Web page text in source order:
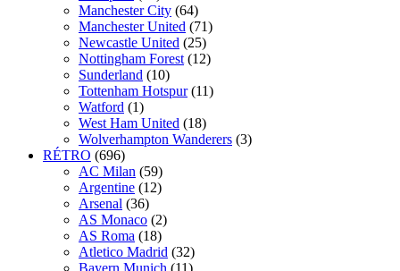
Manchester City (64)
Manchester United (71)
Newcastle United (25)
Nottingham Forest (12)
Sunderland (10)
Tottenham Hotspur (11)
Watford (1)
West Ham United (18)
Wolverhampton Wanderers (3)
RÉTRO (696)
AC Milan (59)
Argentine (12)
Arsenal (36)
AS Monaco (2)
AS Roma (18)
Atletico Madrid (32)